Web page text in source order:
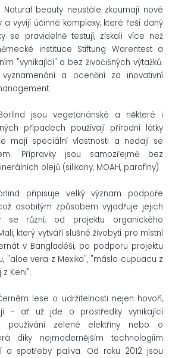
beauty neustále zkoumají nové
a vyvíjí účinné komplexy, které řeší daný
se pravidelně testují, získali více než
instituce Stiftung Warentest a
"vynikající" a bez živočišných výtažků.
a ocenění za inovativní
jsou vegetariánské a některé i
případech používají přírodní látky
mají speciální vlastnosti a nedají se
Přípravky jsou samozřejmě bez
olejů (silikony, MOAH, parafíny).
připisuje velký význam podpoře
osobitým způsobem vyjadřuje jejich
se různí, od projektu organického
který vytváří slušné živobytí pro místní
v Bangladéši, po podporu projektu
"aloe vera z Mexika", "máslo cupuacu z
Keni".
lese o udržitelnosti nejen hovoří,
- ať už jde o prostředky vynikající
používání zelené elektřiny nebo o
díky nejmodernějším technologiím
a spotřeby paliva. Od roku 2012 jsou